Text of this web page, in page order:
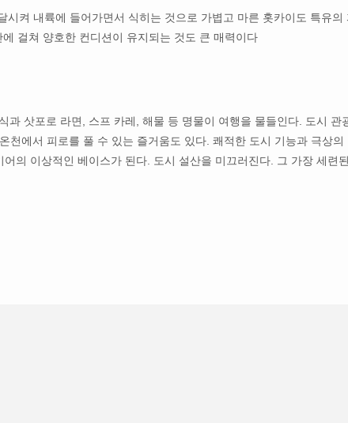
켜 내륙에 들어가면서 식히는 것으로 가볍고 마른 홋카이도 특유의
걸쳐 양호한 컨디션이 유지되는 것도 큰 매력이다
과 삿포로 라면, 스프 카레, 해물 등 명물이 여행을 물들인다. 도시 관
천에서 피로를 풀 수 있는 즐거움도 있다. 쾌적한 도시 기능과 극상의
의 이상적인 베이스가 된다. 도시 설산을 미끄러진다. 그 가장 세련